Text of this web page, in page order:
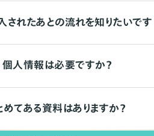
されたあとの流れを知りたいです
個人情報は必要ですか？
てある資料はありますか？